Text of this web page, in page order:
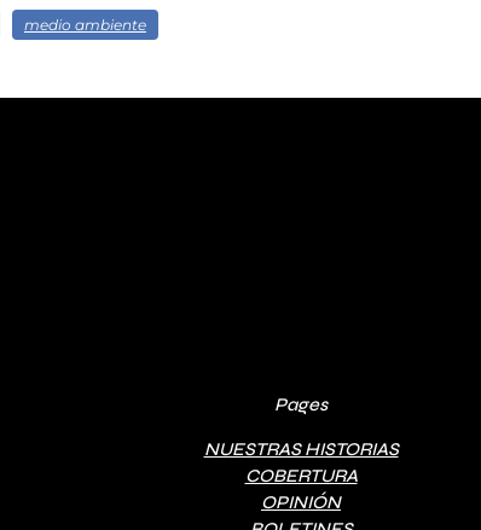
medio ambiente
Pages
NUESTRAS HISTORIAS
COBERTURA
OPINIÓN